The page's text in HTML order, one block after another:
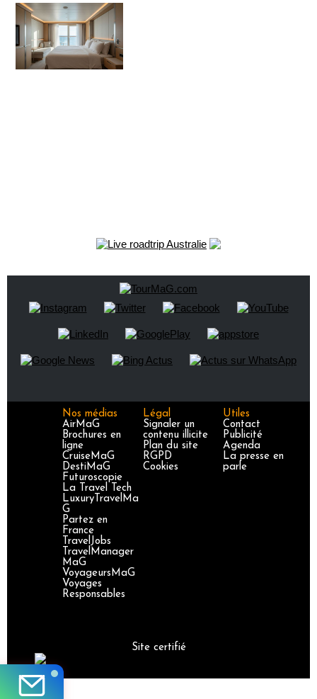
Nos médias
AirMaG
Brochures en
ligne
CruiseMaG
DestiMaG
Futuroscopie
La Travel Tech
LuxuryTravelMa
G
Partez en
France
TravelJobs
TravelManager
MaG
VoyageursMaG
Voyages
Responsables
Légal
Signaler un
contenu illicite
Plan du site
RGPD
Cookies
Utiles
Contact
Publicité
Agenda
La presse en
parle
Site certifié